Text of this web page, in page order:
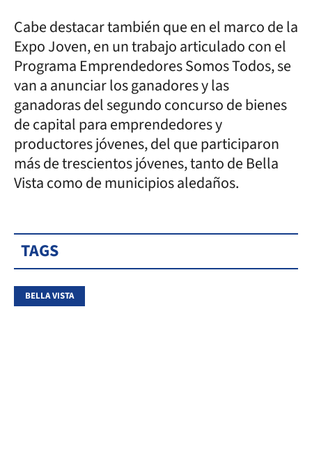
Cabe destacar también que en el marco de la
Expo Joven, en un trabajo articulado con el
Programa Emprendedores Somos Todos, se
van a anunciar los ganadores y las
ganadoras del segundo concurso de bienes
de capital para emprendedores y
productores jóvenes, del que participaron
más de trescientos jóvenes, tanto de Bella
Vista como de municipios aledaños.
TAGS
BELLA VISTA